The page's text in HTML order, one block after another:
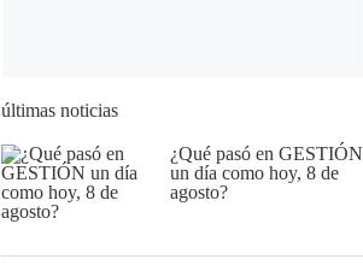
últimas noticias
¿Qué pasó en GESTIÓN
un día como hoy, 8 de
agosto?